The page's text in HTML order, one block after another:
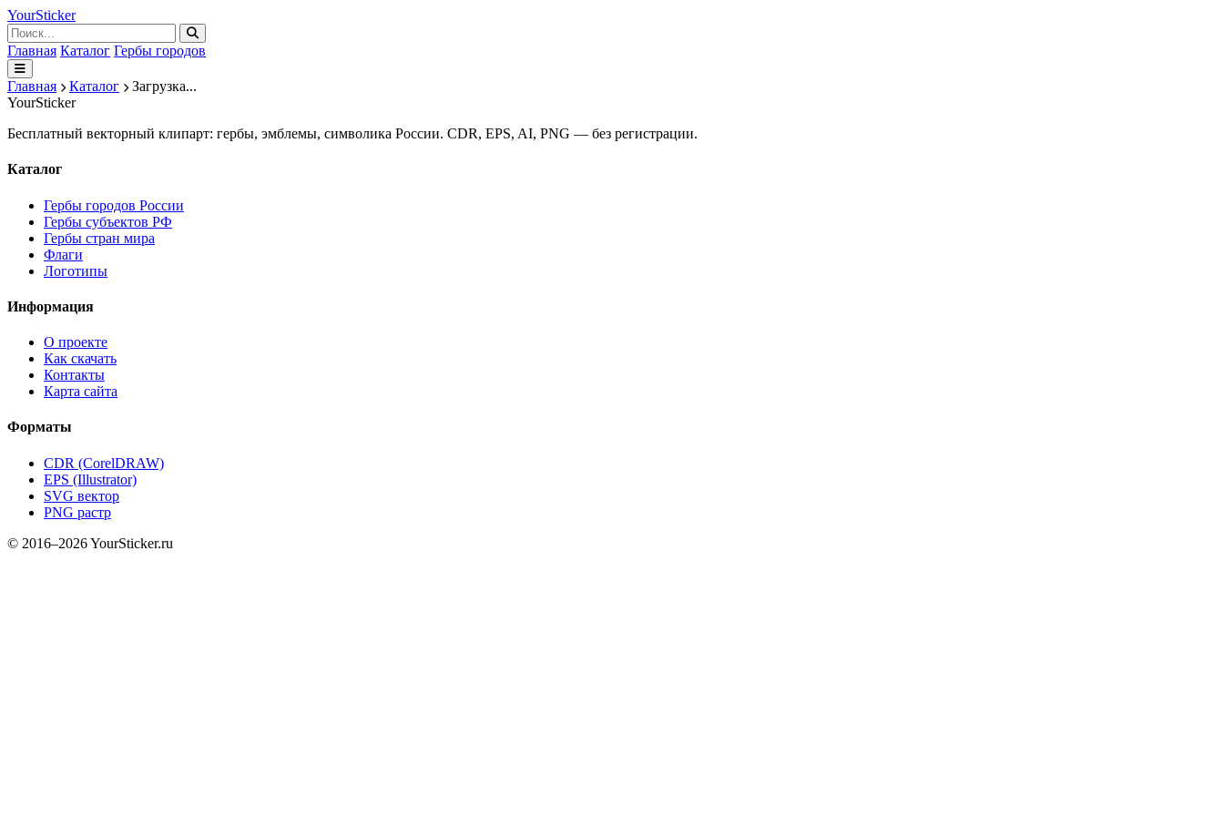
YourSticker
Главная Каталог Гербы городов
Главная Каталог
Загрузка...
YourSticker
Бесплатный векторный клипарт: гербы, эмблемы, символика России. CDR, EPS, AI, PNG — без регистрации.
Каталог
Гербы городов России
Гербы субъектов РФ
Гербы стран мира
Флаги
Логотипы
Информация
О проекте
Как скачать
Контакты
Карта сайта
Форматы
CDR (CorelDRAW)
EPS (Illustrator)
SVG вектор
PNG растр
© 2016–2026 YourSticker.ru